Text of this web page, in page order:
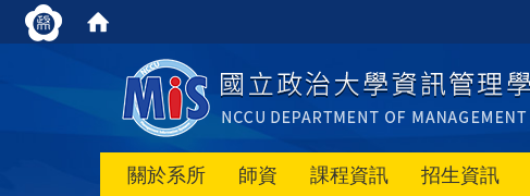
關於系所 師資 課程資訊 招生資訊